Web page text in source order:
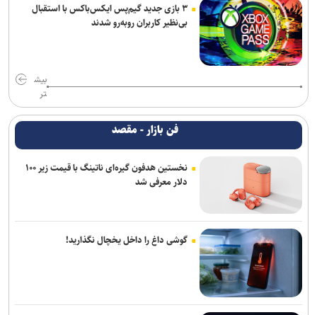
۳ بازی جدید گیم‌پس ایکس‌باکس با استقبال
بی‌نظیر کاربران روبه‌رو شدند
بیش
تر
فن بازار - مقصد
نخستین هدفون گیره‌ای ناتینگ با قیمت زیر ۱۰۰
دلار معرفی شد
گوشی داغ را داخل یخچال نگذارید!